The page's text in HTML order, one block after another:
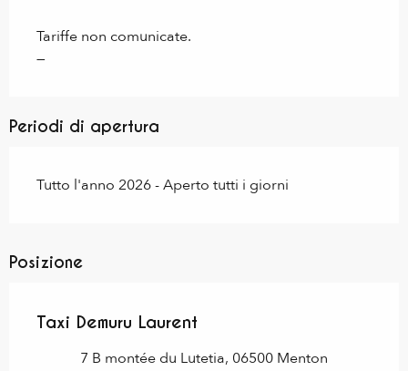
Tariffe non comunicate.
—
Periodi di apertura
Tutto l'anno 2026 - Aperto tutti i giorni
Posizione
Taxi Demuru Laurent
7 B montée du Lutetia, 06500 Menton